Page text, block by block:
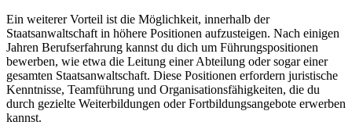
Ein weiterer Vorteil ist die Möglichkeit, innerhalb der
Staatsanwaltschaft in höhere Positionen aufzusteigen. Nach einigen
Jahren Berufserfahrung kannst du dich um Führungspositionen
bewerben, wie etwa die Leitung einer Abteilung oder sogar einer
gesamten Staatsanwaltschaft. Diese Positionen erfordern juristische
Kenntnisse, Teamführung und Organisationsfähigkeiten, die du
durch gezielte Weiterbildungen oder Fortbildungsangebote erwerben
kannst.